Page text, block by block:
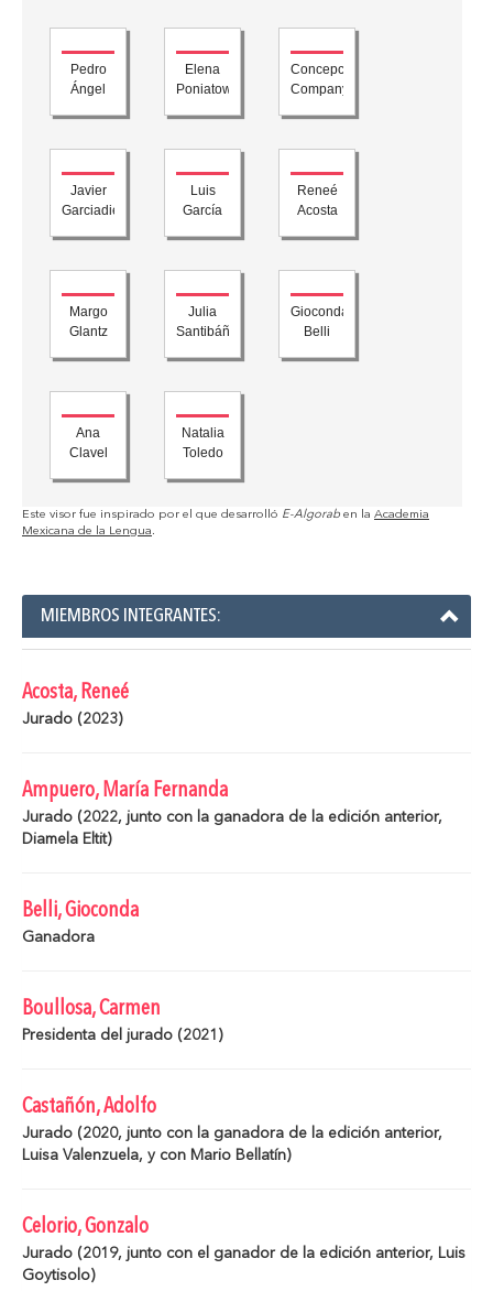
Pedro
Ángel
Elena
Poniatowska
Concepción
Company
Javier
Garciadiego
Luis
García
Reneé
Acosta
Margo
Glantz
Julia
Santibáñez
Gioconda
Belli
Ana
Clavel
Natalia
Toledo
Este visor fue inspirado por el que desarrolló E-Algorab en la Academia
Mexicana de la Lengua.
MIEMBROS INTEGRANTES:
Acosta, Reneé
Jurado (2023)
Ampuero, María Fernanda
Jurado (2022, junto con la ganadora de la edición anterior,
Diamela Eltit)
Belli, Gioconda
Ganadora
Boullosa, Carmen
Presidenta del jurado (2021)
Castañón, Adolfo
Jurado (2020, junto con la ganadora de la edición anterior,
Luisa Valenzuela, y con Mario Bellatín)
Celorio, Gonzalo
Jurado (2019, junto con el ganador de la edición anterior, Luis
Goytisolo)